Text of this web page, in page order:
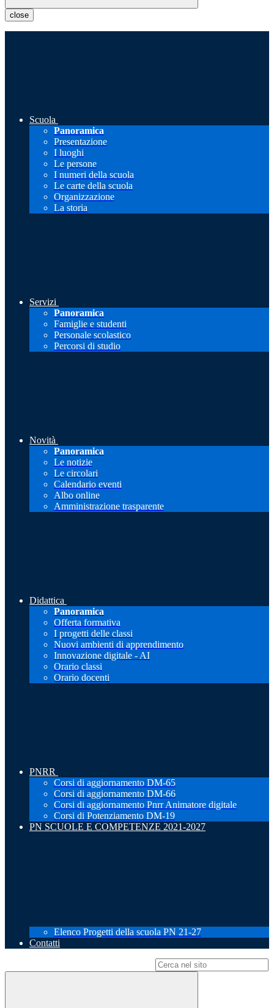
close
Scuola
Panoramica
Presentazione
I luoghi
Le persone
I numeri della scuola
Le carte della scuola
Organizzazione
La storia
Servizi
Panoramica
Famiglie e studenti
Personale scolastico
Percorsi di studio
Novità
Panoramica
Le notizie
Le circolari
Calendario eventi
Albo online
Amministrazione trasparente
Didattica
Panoramica
Offerta formativa
I progetti delle classi
Nuovi ambienti di apprendimento
Innovazione digitale - AI
Orario classi
Orario docenti
PNRR
Corsi di aggiornamento DM-65
Corsi di aggiornamento DM-66
Corsi di aggiornamento Pnrr Animatore digitale
Corsi di Potenziamento DM-19
PN SCUOLE E COMPETENZE 2021-2027
Elenco Progetti della scuola PN 21-27
Contatti